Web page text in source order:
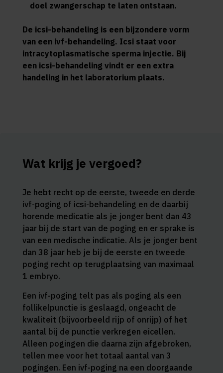
doel zwangerschap te laten ontstaan.
De icsi-behandeling is een bijzondere vorm
van een ivf-behandeling. Icsi staat voor
intracytoplasmatische sperma injectie. Bij
een icsi-behandeling vindt er een extra
handeling in het laboratorium plaats.
Wat krijg je vergoed?
Je hebt recht op de eerste, tweede en derde
ivf-poging of icsi-behandeling en de daarbij
horende medicatie als je jonger bent dan 43
jaar bij de start van de poging en er sprake is
van een medische indicatie. Als je jonger bent
dan 38 jaar heb je bij de eerste en tweede
poging recht op terugplaatsing van maximaal
1 embryo.
Een ivf-poging telt pas als poging als een
follikelpunctie is geslaagd, ongeacht de
kwaliteit (bijvoorbeeld rijp of onrijp) of het
aantal bij de punctie verkregen eicellen.
Alleen pogingen die daarna zijn afgebroken,
tellen mee voor het totaal aantal van 3
pogingen. Een ivf-poging na een doorgaande